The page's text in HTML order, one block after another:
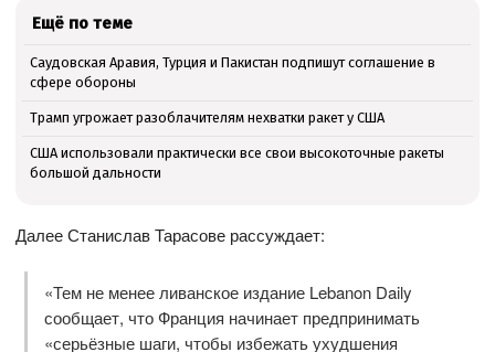
Ещё по теме
Саудовская Аравия, Турция и Пакистан подпишут соглашение в
сфере обороны
Трамп угрожает разоблачителям нехватки ракет у США
США использовали практически все свои высокоточные ракеты
большой дальности
Далее Станислав Тарасове рассуждает:
«Тем не менее ливанское издание Lebanon Daily
сообщает, что Франция начинает предпринимать
«серьёзные шаги, чтобы избежать ухудшения